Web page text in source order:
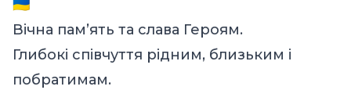
Вічна пам’ять та слава Героям.
Глибокі співчуття рідним, близьким і
побратимам.